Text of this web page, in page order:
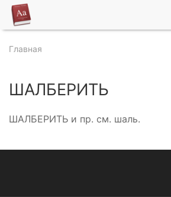
Главная
ШАЛБЕРИТЬ
ШАЛБЕРИТЬ и пр. см. шаль.